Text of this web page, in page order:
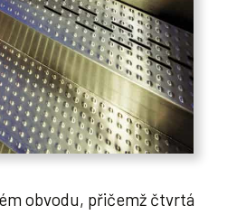
obvodu, přičemž čtvrtá